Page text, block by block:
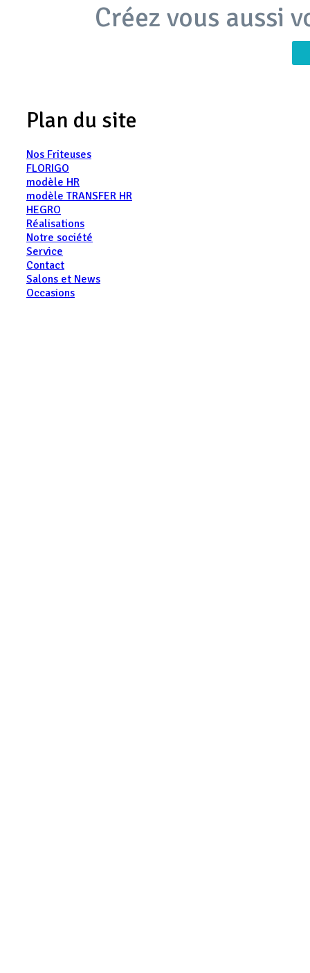
Créez vous aussi
Plan du site
Nos Friteuses
FLORIGO
modèle HR
modèle TRANSFER HR
HEGRO
Réalisations
Notre société
Service
Contact
Salons et News
Occasions